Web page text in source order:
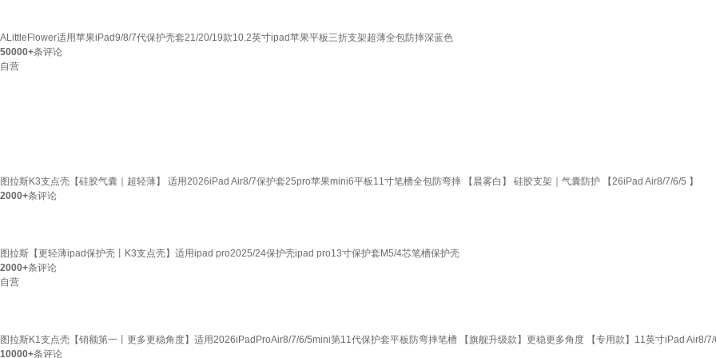
ALittleFlower适用苹果iPad9/8/7代保护壳套21/20/19款10.2英寸ipad苹果平板三折支架超薄全包防摔深蓝色
50000+条评论
自营
图拉斯K3支点壳【硅胶气囊｜超轻薄】 适用2026iPad Air8/7保护套25pro苹果mini6平板11寸笔槽全包防弯摔 【晨雾白】 硅胶支架｜气囊防护 【26iPad Air8/7/6/5 】
2000+条评论
图拉斯【更轻薄ipad保护壳丨K3支点壳】适用ipad pro2025/24保护壳ipad pro13寸保护套M5/4芯笔槽保护壳
2000+条评论
自营
图拉斯K1支点壳【销额第一丨更多更稳角度】适用2026iPadProAir8/7/6/5mini第11代保护套平板防弯摔笔槽 【旗舰升级款】更稳更多角度 【专用款】11英寸iPad Air8/
10000+条评论